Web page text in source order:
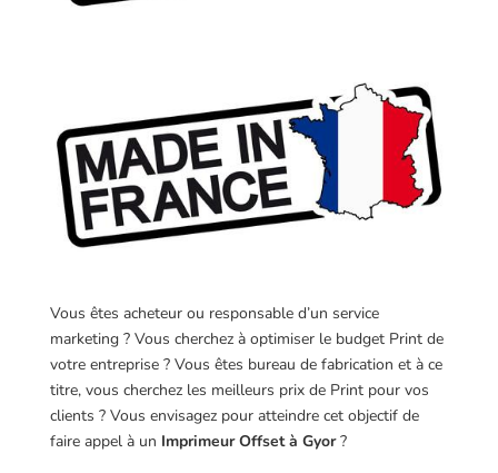
Vous êtes acheteur ou responsable d’un service
marketing ? Vous cherchez à optimiser le budget Print de
votre entreprise ? Vous êtes bureau de fabrication et à ce
titre, vous cherchez les meilleurs prix de Print pour vos
clients ? Vous envisagez pour atteindre cet objectif de
faire appel à un Imprimeur Offset à Gyor?